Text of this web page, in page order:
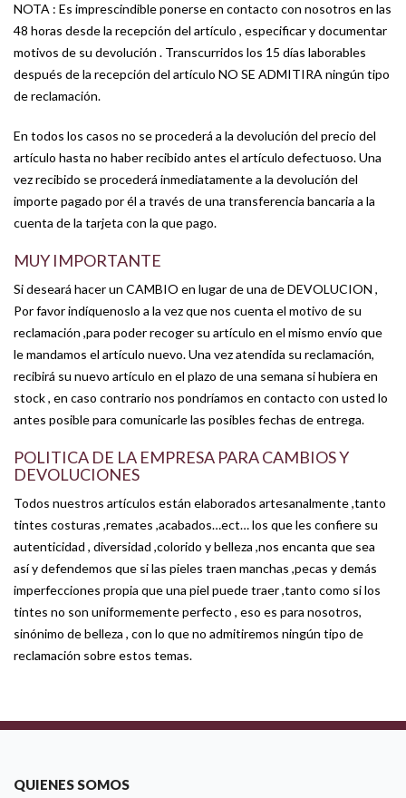
NOTA : Es imprescindible ponerse en contacto con nosotros en las
48 horas desde la recepción del artículo , especificar y documentar
motivos de su devolución . Transcurridos los 15 días laborables
después de la recepción del artículo NO SE ADMITIRA ningún tipo
de reclamación.
En todos los casos no se procederá a la devolución del precio del
artículo hasta no haber recibido antes el artículo defectuoso. Una
vez recibido se procederá inmediatamente a la devolución del
importe pagado por él a través de una transferencia bancaria a la
cuenta de la tarjeta con la que pago.
MUY IMPORTANTE
Si deseará hacer un CAMBIO en lugar de una de DEVOLUCION ,
Por favor indíquenoslo a la vez que nos cuenta el motivo de su
reclamación ,para poder recoger su artículo en el mismo envío que
le mandamos el artículo nuevo. Una vez atendida su reclamación,
recibirá su nuevo artículo en el plazo de una semana si hubiera en
stock , en caso contrario nos pondríamos en contacto con usted lo
antes posible para comunicarle las posibles fechas de entrega.
POLITICA DE LA EMPRESA PARA CAMBIOS Y
DEVOLUCIONES
Todos nuestros artículos están elaborados artesanalmente ,tanto
tintes costuras ,remates ,acabados…ect… los que les confiere su
autenticidad , diversidad ,colorido y belleza ,nos encanta que sea
así y defendemos que si las pieles traen manchas ,pecas y demás
imperfecciones propia que una piel puede traer ,tanto como si los
tintes no son uniformemente perfecto , eso es para nosotros,
sinónimo de belleza , con lo que no admitiremos ningún tipo de
reclamación sobre estos temas.
QUIENES SOMOS